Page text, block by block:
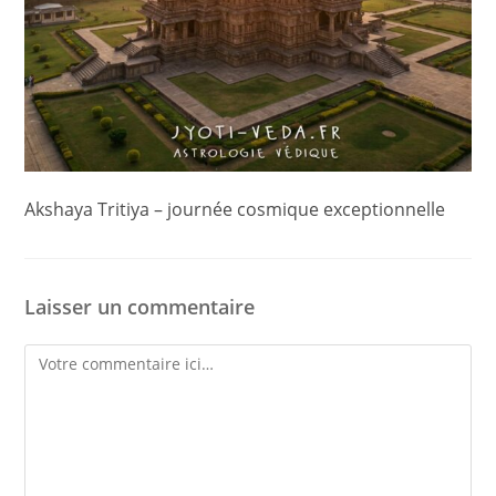
Akshaya Tritiya – journée cosmique exceptionnelle
Laisser un commentaire
Comment